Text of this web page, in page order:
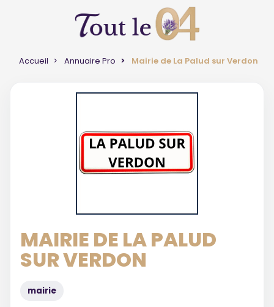
Accueil Annuaire Pro Mairie de La Palud sur Verdon
MAIRIE DE LA PALUD
SUR VERDON
mairie